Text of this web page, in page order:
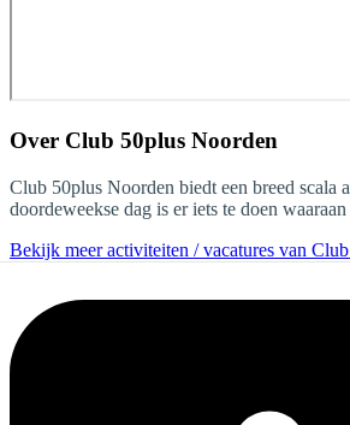
Over Club 50plus Noorden
Club 50plus Noorden biedt een breed scala
doordeweekse dag is er iets te doen
Bekijk meer activiteiten / vacatures van